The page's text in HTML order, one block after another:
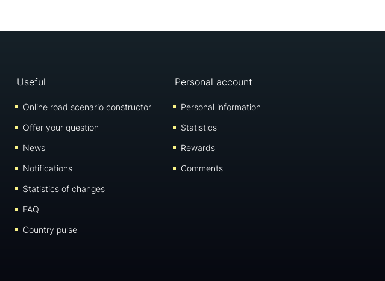
Useful
Online road scenario constructor
Offer your question
News
Notifications
Statistics of changes
FAQ
Country pulse
Personal account
Personal information
Statistics
Rewards
Comments